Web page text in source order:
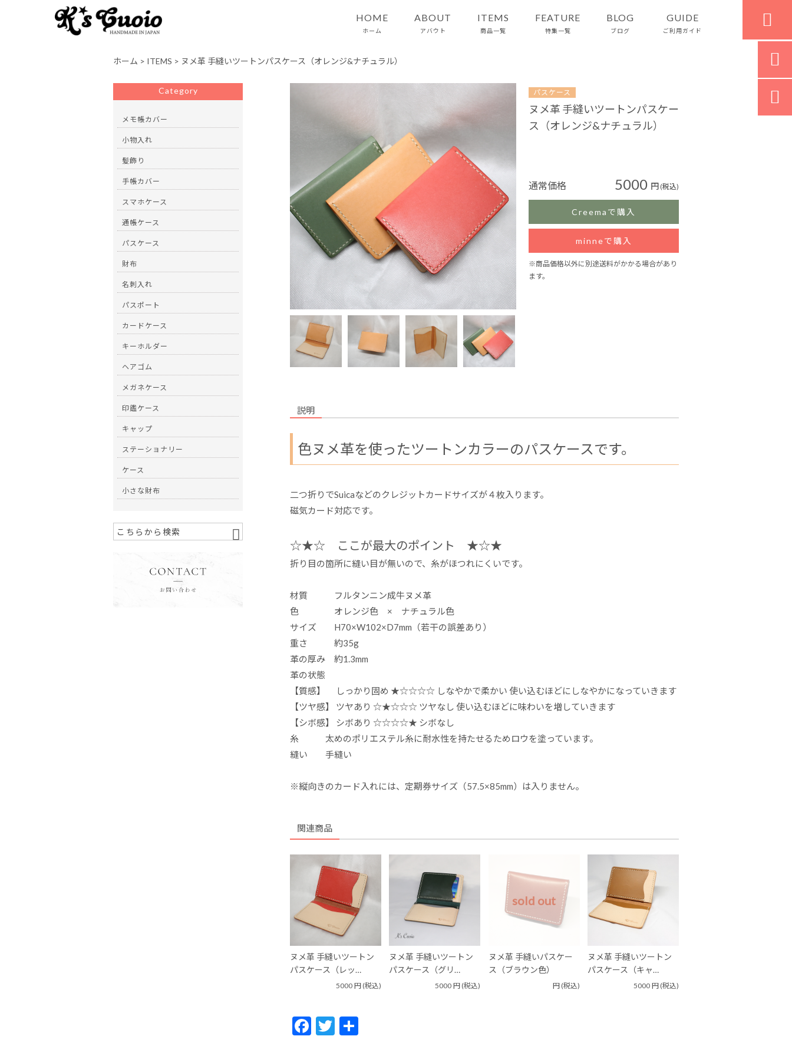
HOME
ホーム
ABOUT
アバウト
ITEMS
商品一覧
FEATURE
特集一覧
BLOG
ブログ
GUIDE
ご利用ガイド

ホーム > ITEMS > ヌメ革 手縫いツートンパスケース（オレンジ&ナチュラル）
パスケース
ヌメ革 手縫いツートンパスケー
ス（オレンジ&ナチュラル）
通常価格 5000 円 (税込)
Creemaで購入
minneで購入
※商品価格以外に別途送料がかかる場合があり
ます。
説明
色ヌメ革を使ったツートンカラーのパスケースです。
二つ折りでSuicaなどのクレジットカードサイズが４枚入ります。
磁気カード対応です。
☆★☆ ここが最大のポイント ★☆★
折り目の箇所に縫い目が無いので、糸がほつれにくいです。
材質 フルタンニン成牛ヌメ革
色 オレンジ色 × ナチュラル色
サイズ H70×W102×D7mm（若干の誤差あり）
重さ 約35g
革の厚み 約1.3mm
革の状態
【質感】 しっかり固め ★☆☆☆☆ しなやかで柔かい 使い込むほどにしなやかになっていきます
【ツヤ感】 ツヤあり ☆★☆☆☆ ツヤなし 使い込むほどに味わいを増していきます
【シボ感】 シボあり ☆☆☆☆★ シボなし
糸 太めのポリエステル糸に耐水性を持たせるためロウを塗っています。
縫い 手縫い
※縦向きのカード入れには、定期券サイズ（57.5×85mm）は入りません。
関連商品
ヌメ革 手縫いツートン
パスケース（レッ…
5000 円 (税込)
ヌメ革 手縫いツートン
パスケース（グリ…
5000 円 (税込)
sold out
ヌメ革 手縫いパスケー
ス（ブラウン色）
円 (税込)
ヌメ革 手縫いツートン
パスケース（キャ…
5000 円 (税込)
F
T
Category
メモ帳カバー
小物入れ
髪飾り
手帳カバー
スマホケース
通帳ケース
パスケース
財布
名刺入れ
パスポート
カードケース
キーホルダー
ヘアゴム
メガネケース
印鑑ケース
キャップ
ステーショナリー
ケース
小さな財布

